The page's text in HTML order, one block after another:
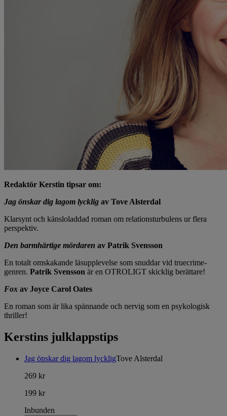
Redaktör Kerstin tipsar om:
Jag önskar dig lagom lycklig av Tove Alsterdal
Klarsynt och känsloladdad roman om relationsturbulens ur flera
perspektiv.
Den barmhärtige mördaren av Patrik Svensson
En totalt omskakande läsupplevelse som snuddar vid truecrime-
genren. Patrik Svensson är en OTROLIGT skicklig berättare!
Fox av Joyce Carol Oates
En roman som är lika spännande och nervig som en psykologisk
thriller!
Kerstins julklappstips
Jag önskar dig lagom lyckligTove Alsterdal
269 kr
199 kr
Inbunden